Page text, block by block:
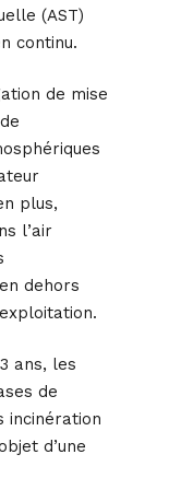
(AST)
continu.
de mise
plus,
l’air
dehors
ans, les
de
incinération
d’une